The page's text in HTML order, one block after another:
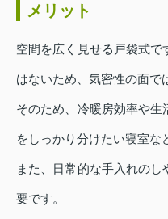
メリット
空間を広く見せる戸袋式
はないため、気密性の面で
そのため、冷暖房効率や
をしっかり分けたい寝室な
また、日常的な手入れの
要です。